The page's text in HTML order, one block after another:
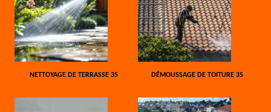
NETTOYAGE DE TERRASSE 35 DÉMOUSSAGE DE TOITURE 35